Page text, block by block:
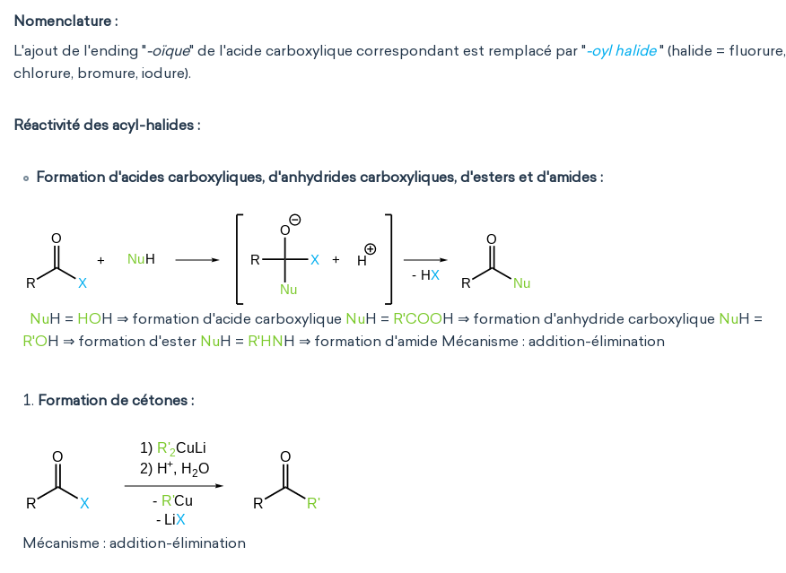
Nomenclature :
L'ajout de l'ending "-oïque" de l'acide carboxylique correspondant est remplacé par "-oyl halide" (halide = fluorure,
chlorure, bromure, iodure).
Réactivité des acyl-halides :
Formation d'acides carboxyliques, d'anhydrides carboxyliques, d'esters et d'amides :
NuH = HOH ⇒ formation d'acide carboxylique NuH = R'COOH ⇒ formation d'anhydride carboxylique NuH =
R'OH ⇒ formation d'ester NuH = R'HNH ⇒ formation d'amide Mécanisme : addition-élimination
Formation de cétones :
Mécanisme : addition-élimination